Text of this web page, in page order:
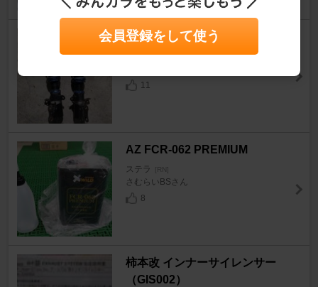
オーバーテック メタモン
ステラ [RN]
11
AZ FCR-062 PREMIUM
ステラ [RN]
さむらいBSさん
8
柿本改 インナーサイレンサー
（GIS002）
会員登録をして使う